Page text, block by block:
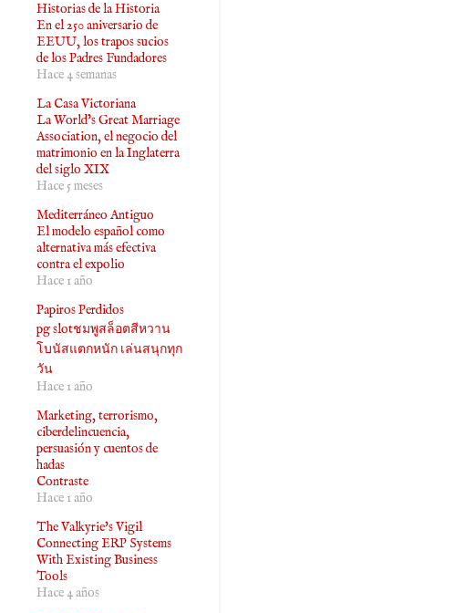
Historias de la Historia
En el 250 aniversario de
EEUU, los trapos sucios
de los Padres Fundadores
Hace 4 semanas
La Casa Victoriana
La World’s Great Marriage
Association, el negocio del
matrimonio en la Inglaterra
del siglo XIX
Hace 5 meses
Mediterráneo Antiguo
El modelo español como
alternativa más efectiva
contra el expolio
Hace 1 año
Papiros Perdidos
pg slotชมพูสล็อตสีหวาน
โบนัสแตกหนัก เล่นสนุกทุก
วัน
Hace 1 año
Marketing, terrorismo,
ciberdelincuencia,
persuasión y cuentos de
hadas
Contraste
Hace 1 año
The Valkyrie's Vigil
Connecting ERP Systems
With Existing Business
Tools
Hace 4 años